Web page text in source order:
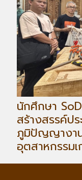
นักศึกษา
สร้างสรรค์ป
ภูมิปัญญางาน
อุตสาหกรรมเ